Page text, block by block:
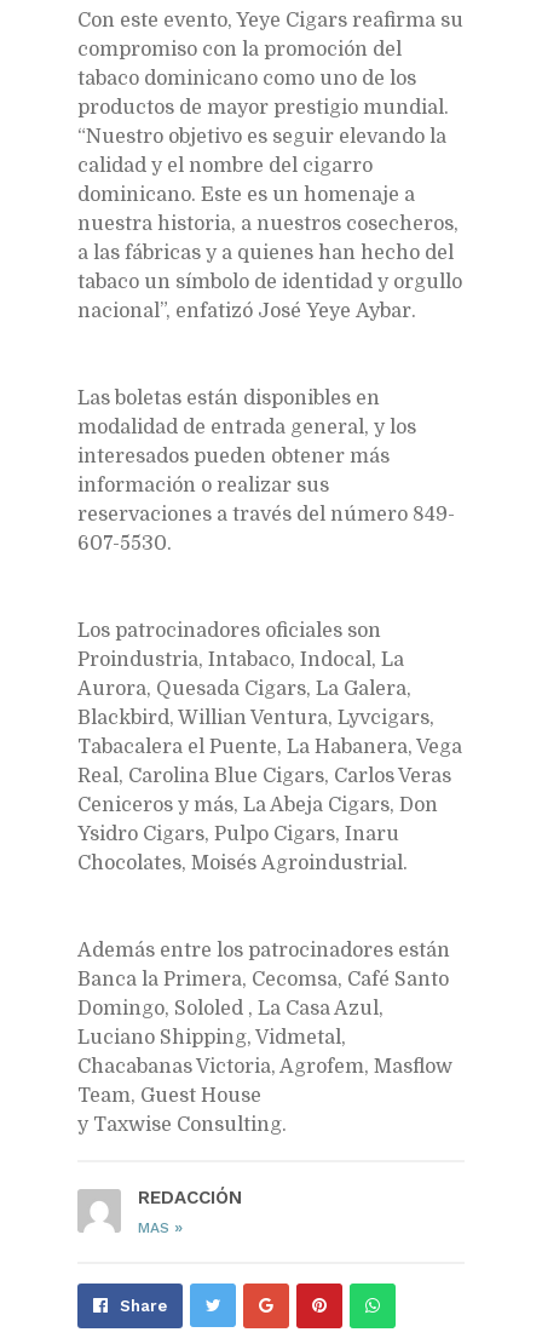
Con este evento, Yeye Cigars reafirma su
compromiso con la promoción del
tabaco dominicano como uno de los
productos de mayor prestigio mundial.
“Nuestro objetivo es seguir elevando la
calidad y el nombre del cigarro
dominicano. Este es un homenaje a
nuestra historia, a nuestros cosecheros,
a las fábricas y a quienes han hecho del
tabaco un símbolo de identidad y orgullo
nacional”, enfatizó José Yeye Aybar.
Las boletas están disponibles en
modalidad de entrada general, y los
interesados pueden obtener más
información o realizar sus
reservaciones a través del número 849-
607-5530.
Los patrocinadores oficiales son
Proindustria, Intabaco, Indocal, La
Aurora, Quesada Cigars, La Galera,
Blackbird, Willian Ventura, Lyvcigars,
Tabacalera el Puente, La Habanera, Vega
Real, Carolina Blue Cigars, Carlos Veras
Ceniceros y más, La Abeja Cigars, Don
Ysidro Cigars, Pulpo Cigars, Inaru
Chocolates, Moisés Agroindustrial.
Además entre los patrocinadores están
Banca la Primera, Cecomsa, Café Santo
Domingo, Sololed , La Casa Azul,
Luciano Shipping, Vidmetal,
Chacabanas Victoria, Agrofem, Masflow
Team, Guest House
y Taxwise Consulting.
REDACCIÓN
MAS »
Share Share Pin Send